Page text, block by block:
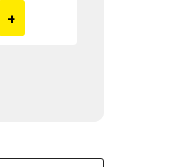
+